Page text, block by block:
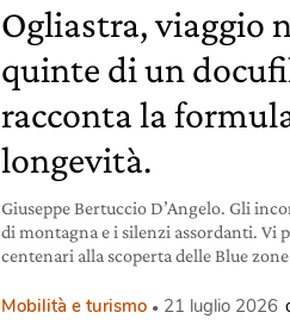
Ogliastra, viaggio
quinte di un
racconta la
longevità.
Giuseppe Bertuccio D’Angelo. Gli
di montagna e i silenzi assordanti. Vi
centenari alla scoperta delle Blue
Mobilità e turismo 21 luglio 2026